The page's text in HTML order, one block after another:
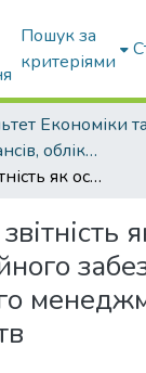
Пошук за
критеріями
Кафедра Фінансів, обліку і оподаткування
Фінансова звітність як основа інформаційного забезпечення фінансового менеджменту підприємств